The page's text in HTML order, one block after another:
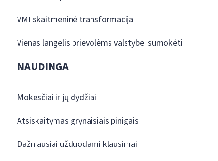
VMI skaitmeninė transformacija
Vienas langelis prievolėms valstybei sumokėti
NAUDINGA
Mokesčiai ir jų dydžiai
Atsiskaitymas grynaisiais pinigais
Dažniausiai užduodami klausimai